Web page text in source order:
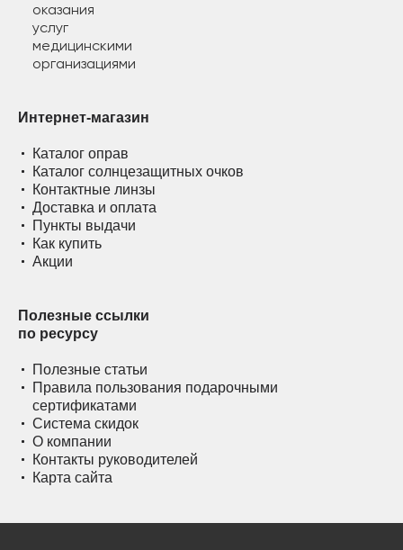
Интернет-магазин
Каталог оправ
Каталог солнцезащитных очков
Контактные линзы
Доставка и оплата
Пункты выдачи
Как купить
Акции
Полезные ссылки
по ресурсу
Полезные статьи
Правила пользования подарочными
сертификатами
Система скидок
О компании
Контакты руководителей
Карта сайта